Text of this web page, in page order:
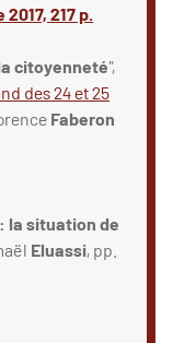
217 p.
citoyenneté",
des 24 et 25
Faberon
la situation de
Eluassi, pp.